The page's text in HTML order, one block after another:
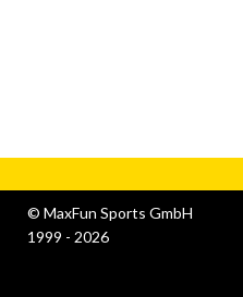
© MaxFun Sports GmbH
1999 - 2026